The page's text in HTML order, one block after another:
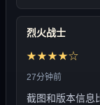
烈火战士
★★★★☆
27分钟前
截图和版本信息